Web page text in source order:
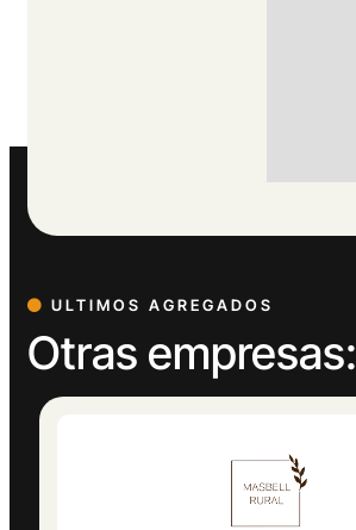
ULTIMOS AGREGADOS
Otras empresas: